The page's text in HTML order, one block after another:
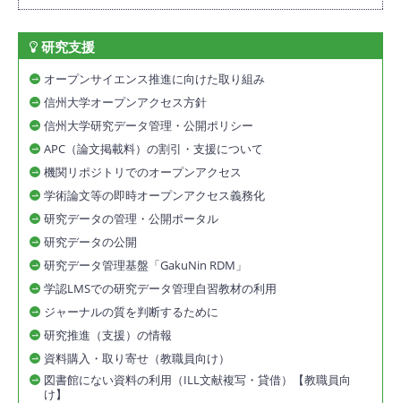
研究支援
オープンサイエンス推進に向けた取り組み
信州大学オープンアクセス方針
信州大学研究データ管理・公開ポリシー
APC（論文掲載料）の割引・支援について
機関リポジトリでのオープンアクセス
学術論文等の即時オープンアクセス義務化
研究データの管理・公開ポータル
研究データの公開
研究データ管理基盤「GakuNin RDM」
学認LMSでの研究データ管理自習教材の利用
ジャーナルの質を判断するために
研究推進（支援）の情報
資料購入・取り寄せ（教職員向け）
図書館にない資料の利用（ILL文献複写・貸借）【教職員向
け】